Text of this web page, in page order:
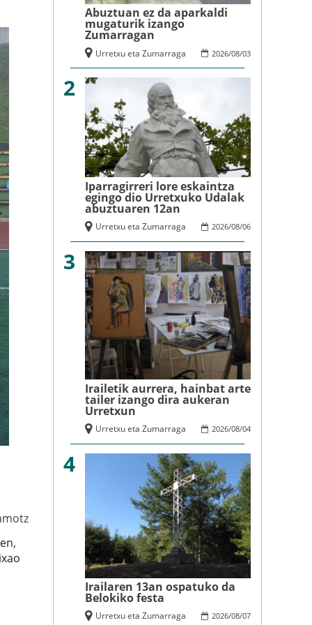
Abuztuan ez da aparkaldi
mugaturik izango
Zumarragan
2026/08/03
Urretxu eta Zumarraga
2
Iparragirreri lore eskaintza
egingo dio Urretxuko Udalak
abuztuaren 12an
2026/08/06
Urretxu eta Zumarraga
3
Irailetik aurrera, hainbat arte
tailer izango dira aukeran
Urretxun
2026/08/04
Urretxu eta Zumarraga
4
Irailaren 13an ospatuko da
Belokiko festa
2026/08/07
Urretxu eta Zumarraga